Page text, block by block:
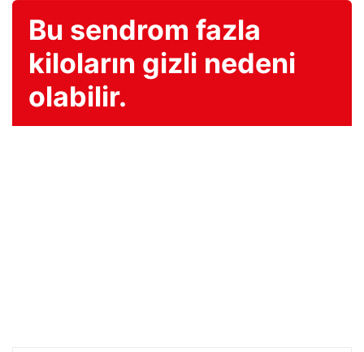
Bu sendrom fazla
kiloların gizli nedeni
olabilir.